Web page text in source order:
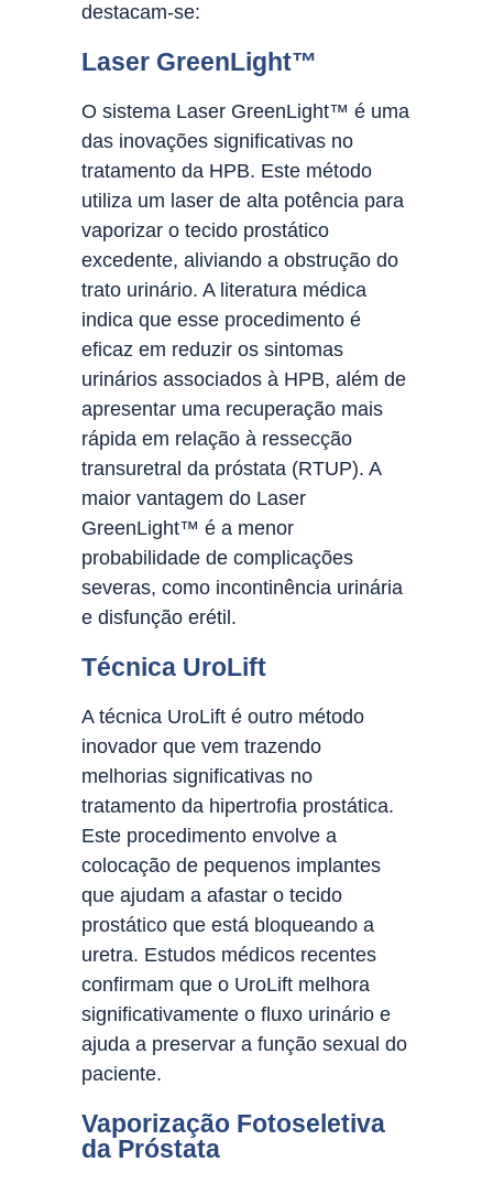
destacam-se:
Laser GreenLight™
O sistema Laser GreenLight™ é uma
das inovações significativas no
tratamento da HPB. Este método
utiliza um laser de alta potência para
vaporizar o tecido prostático
excedente, aliviando a obstrução do
trato urinário. A literatura médica
indica que esse procedimento é
eficaz em reduzir os sintomas
urinários associados à HPB, além de
apresentar uma recuperação mais
rápida em relação à ressecção
transuretral da próstata (RTUP). A
maior vantagem do Laser
GreenLight™ é a menor
probabilidade de complicações
severas, como incontinência urinária
e disfunção erétil.
Técnica UroLift
A técnica UroLift é outro método
inovador que vem trazendo
melhorias significativas no
tratamento da hipertrofia prostática.
Este procedimento envolve a
colocação de pequenos implantes
que ajudam a afastar o tecido
prostático que está bloqueando a
uretra. Estudos médicos recentes
confirmam que o UroLift melhora
significativamente o fluxo urinário e
ajuda a preservar a função sexual do
paciente.
Vaporização Fotoseletiva
da Próstata